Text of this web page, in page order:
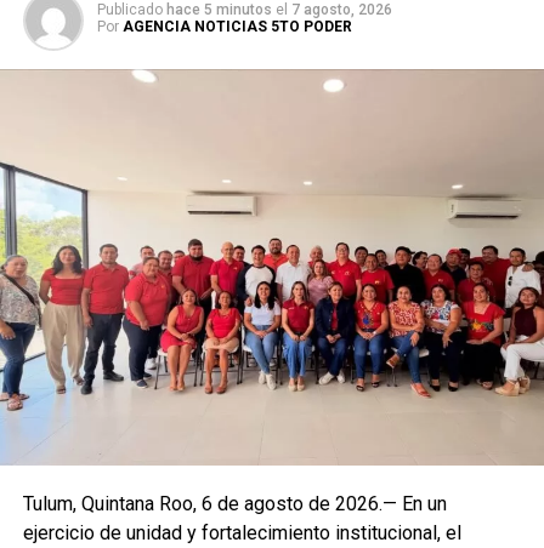
Publicado hace 5 minutos el 7 agosto, 2026
Por AGENCIA NOTICIAS 5TO PODER
Tulum, Quintana Roo, 6 de agosto de 2026.— En un
ejercicio de unidad y fortalecimiento institucional, el